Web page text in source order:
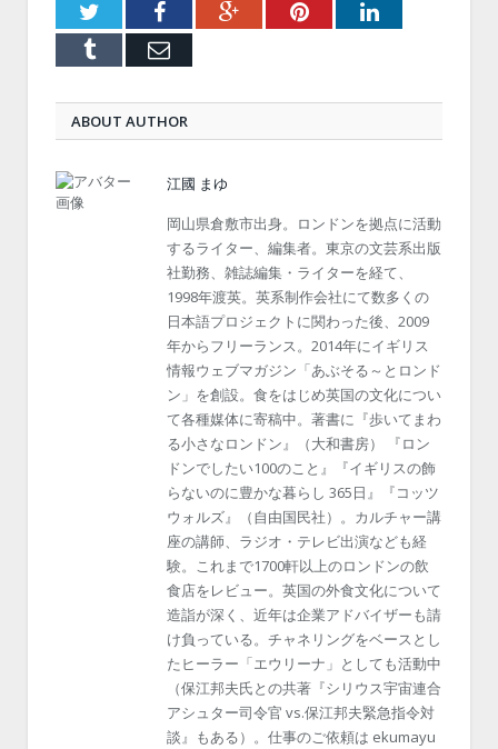
TwitterFacebookGoogle+PinterestLinkedIn
Tumblr Email
ABOUT AUTHOR
江國 まゆ
岡山県倉敷市出身。ロンドンを拠点に活動
するライター、編集者。東京の文芸系出版
社勤務、雑誌編集・ライターを経て、
1998年渡英。英系制作会社にて数多くの
日本語プロジェクトに関わった後、2009
年からフリーランス。2014年にイギリス
情報ウェブマガジン「あぶそる～とロンド
ン」を創設。食をはじめ英国の文化につい
て各種媒体に寄稿中。著書に『歩いてまわ
る小さなロンドン』（大和書房） 『ロン
ドンでしたい100のこと』『イギリスの飾
らないのに豊かな暮らし 365日』『コッツ
ウォルズ』（自由国民社）。カルチャー講
座の講師、ラジオ・テレビ出演なども経
験。これまで1700軒以上のロンドンの飲
食店をレビュー。英国の外食文化について
造詣が深く、近年は企業アドバイザーも請
け負っている。チャネリングをベースとし
たヒーラー「エウリーナ」としても活動中
（保江邦夫氏との共著『シリウス宇宙連合
アシュター司令官 vs.保江邦夫緊急指令対
談』もある）。仕事のご依頼は ekumayu